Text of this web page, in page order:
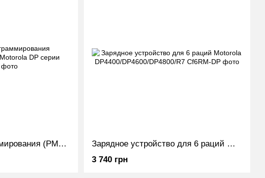
Кабель для программирования (PMKN4012D) раций Motorola DP серии
Зарядное устройство для 6 раций Motorola DP4400/DP4600/DP4800/R7
3 740 грн